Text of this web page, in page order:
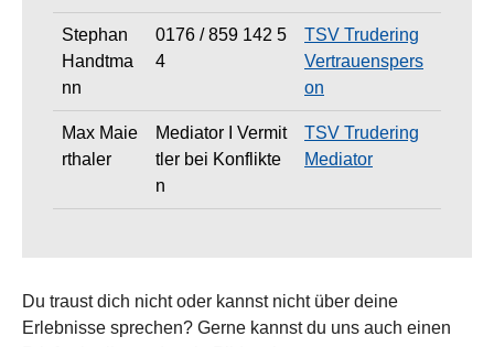
Stephan
Handtma
nn
0176 / 859 142 5
4
TSV Trudering
Vertrauenspers
on
Max Maie
rthaler
Mediator I Vermit
tler bei Konflikte
n
TSV Trudering
Mediator
Du traust dich nicht oder kannst nicht über deine
Erlebnisse sprechen? Gerne kannst du uns auch einen